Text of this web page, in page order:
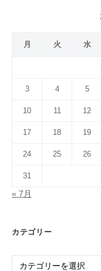
月 火 水
3 4 5
10 11 12
17 18 19
24 25 26
31
« 7月
カテゴリー
カ